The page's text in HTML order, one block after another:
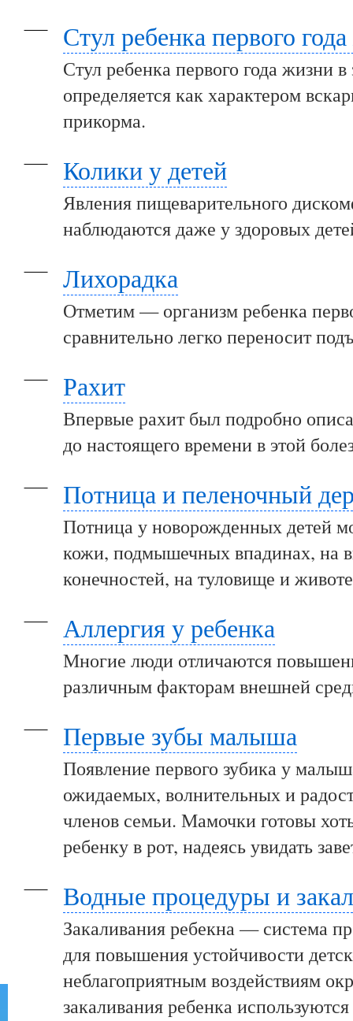
Стул ребенка первого
Стул ребенка первого года жизни
определяется как характером
прикорма.
Колики у детей
Явления пищеварительного
наблюдаются даже у здоровых
Лихорадка
Отметим — организм ребенка
сравнительно легко переносит
Рахит
Впервые рахит был подробно
до настоящего времени в этой
Потница и пеленочный
Потница у новорожденных детей
кожи, подмышечных впадинах, на
конечностей, на туловище и
Аллергия у ребенка
Многие люди отличаются
различным факторам внешней
Первые зубы малыша
Появление первого зубика у
ожидаемых, волнительных и
членов семьи. Мамочки готовы
ребенку в рот, надеясь увидать
Водные процедуры и
Закаливания ребекна — система
для повышения устойчивости
неблагоприятным воздействиям
закаливания ребенка